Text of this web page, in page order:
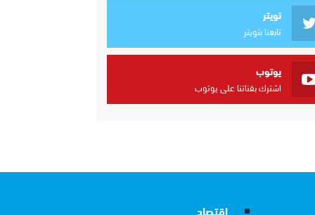
تويتر
تابعنا بتويتر
يوتوب
اشترك بقناتنا على يوتوب
إقتصاد